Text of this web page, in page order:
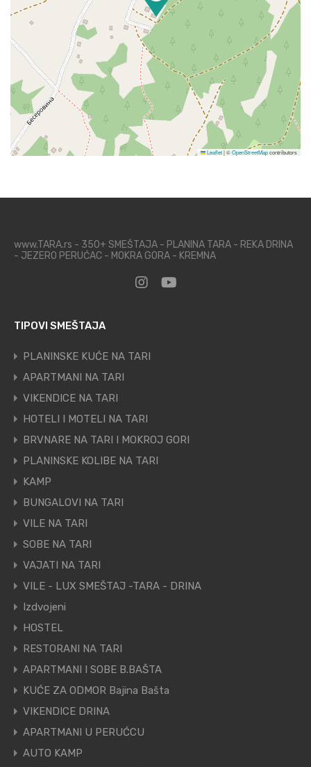
Leaflet|©OpenStreetMapcontributors
www.TARA.rs - 350+ SMEŠTAJA - PLANINA TARA - REKA DRINA
- JEZERO PERUĆAC - MOKRA GORA - KREMNA
TIPOVI SMEŠTAJA
PLANINSKE KUĆE NA TARI
APARTMANI NA TARI
VIKENDICE NA TARI
HOTELI I MOTELI NA TARI
BRVNARE NA TARI I MOKROJ GORI
PLANINSKE KOLIBE NA TARI
KAMP
BUNGALOVI NA TARI
VILE NA TARI
SOBE NA TARI
VAJATI NA TARI
VILE - LUX SMEŠTAJ -TARA - DRINA
Izdvojeni
HOSTEL
RESTORANI NA TARI
APARTMANI I SOBE B.BAŠTA
KUĆE ZA ODMOR Bajina Bašta
VIKENDICE DRINA
APARTMANI U PERUĆCU
AUTO KAMP